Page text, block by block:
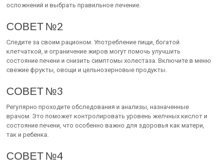
осложнений и выбрать правильное лечение.
СОВЕТ №2
Следите за своим рационом. Употребление пищи, богатой
клетчаткой, и ограничение жиров могут помочь улучшить
состояние печени и снизить симптомы холестаза. Включите в меню
свежие фрукты, овощи и цельнозерновые продукты.
СОВЕТ №3
Регулярно проходите обследования и анализы, назначенные
врачом. Это поможет контролировать уровень желчных кислот и
состояние печени, что особенно важно для здоровья как матери,
так и ребенка.
СОВЕТ №4